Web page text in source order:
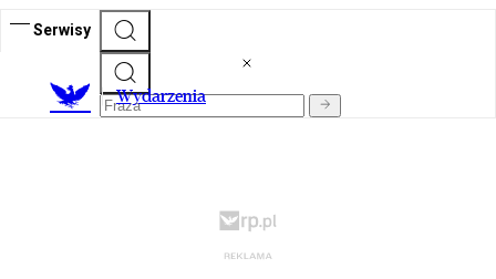
Serwisy
Wydarzenia